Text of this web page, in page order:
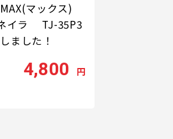
マックス)
イラ TJ-35P3
ました！
4,800 円